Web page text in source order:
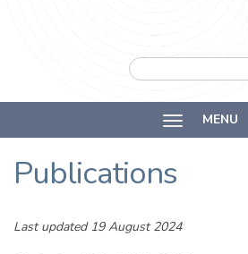
Labtau
Inserm
Université
Lyon 1
Search form
Search
MENU
Publications
Last updated 19 August 2024